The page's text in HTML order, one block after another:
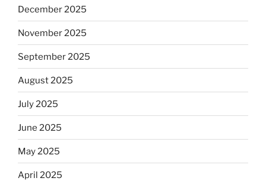
December 2025
November 2025
September 2025
August 2025
July 2025
June 2025
May 2025
April 2025